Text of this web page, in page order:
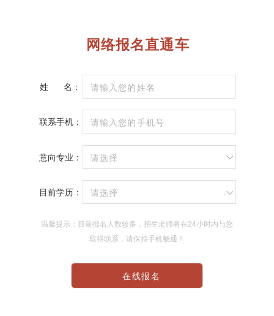
网络报名直通车
姓 名：
联系手机：
意向专业： 请选择
目前学历： 请选择
温馨提示：目前报名人数较多，招生老师将在24小时内与您
取得联系，请保持手机畅通！